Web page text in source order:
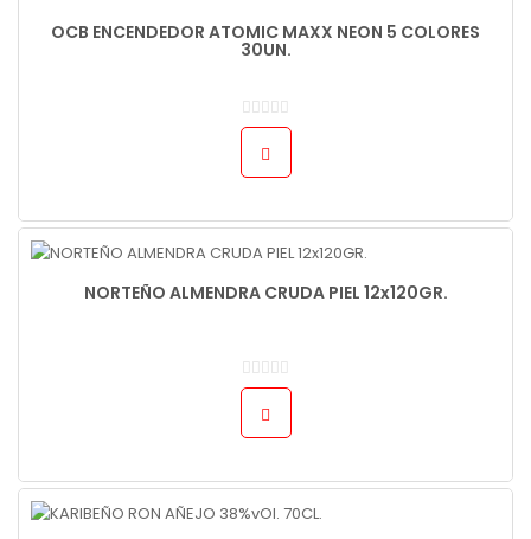
OCB ENCENDEDOR ATOMIC MAXX NEON 5 COLORES
30UN.
NORTEÑO ALMENDRA CRUDA PIEL 12x120GR.